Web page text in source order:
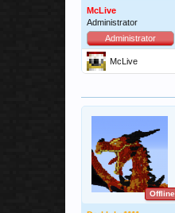
McLive
Administrator
Administrator
McLive
Offline